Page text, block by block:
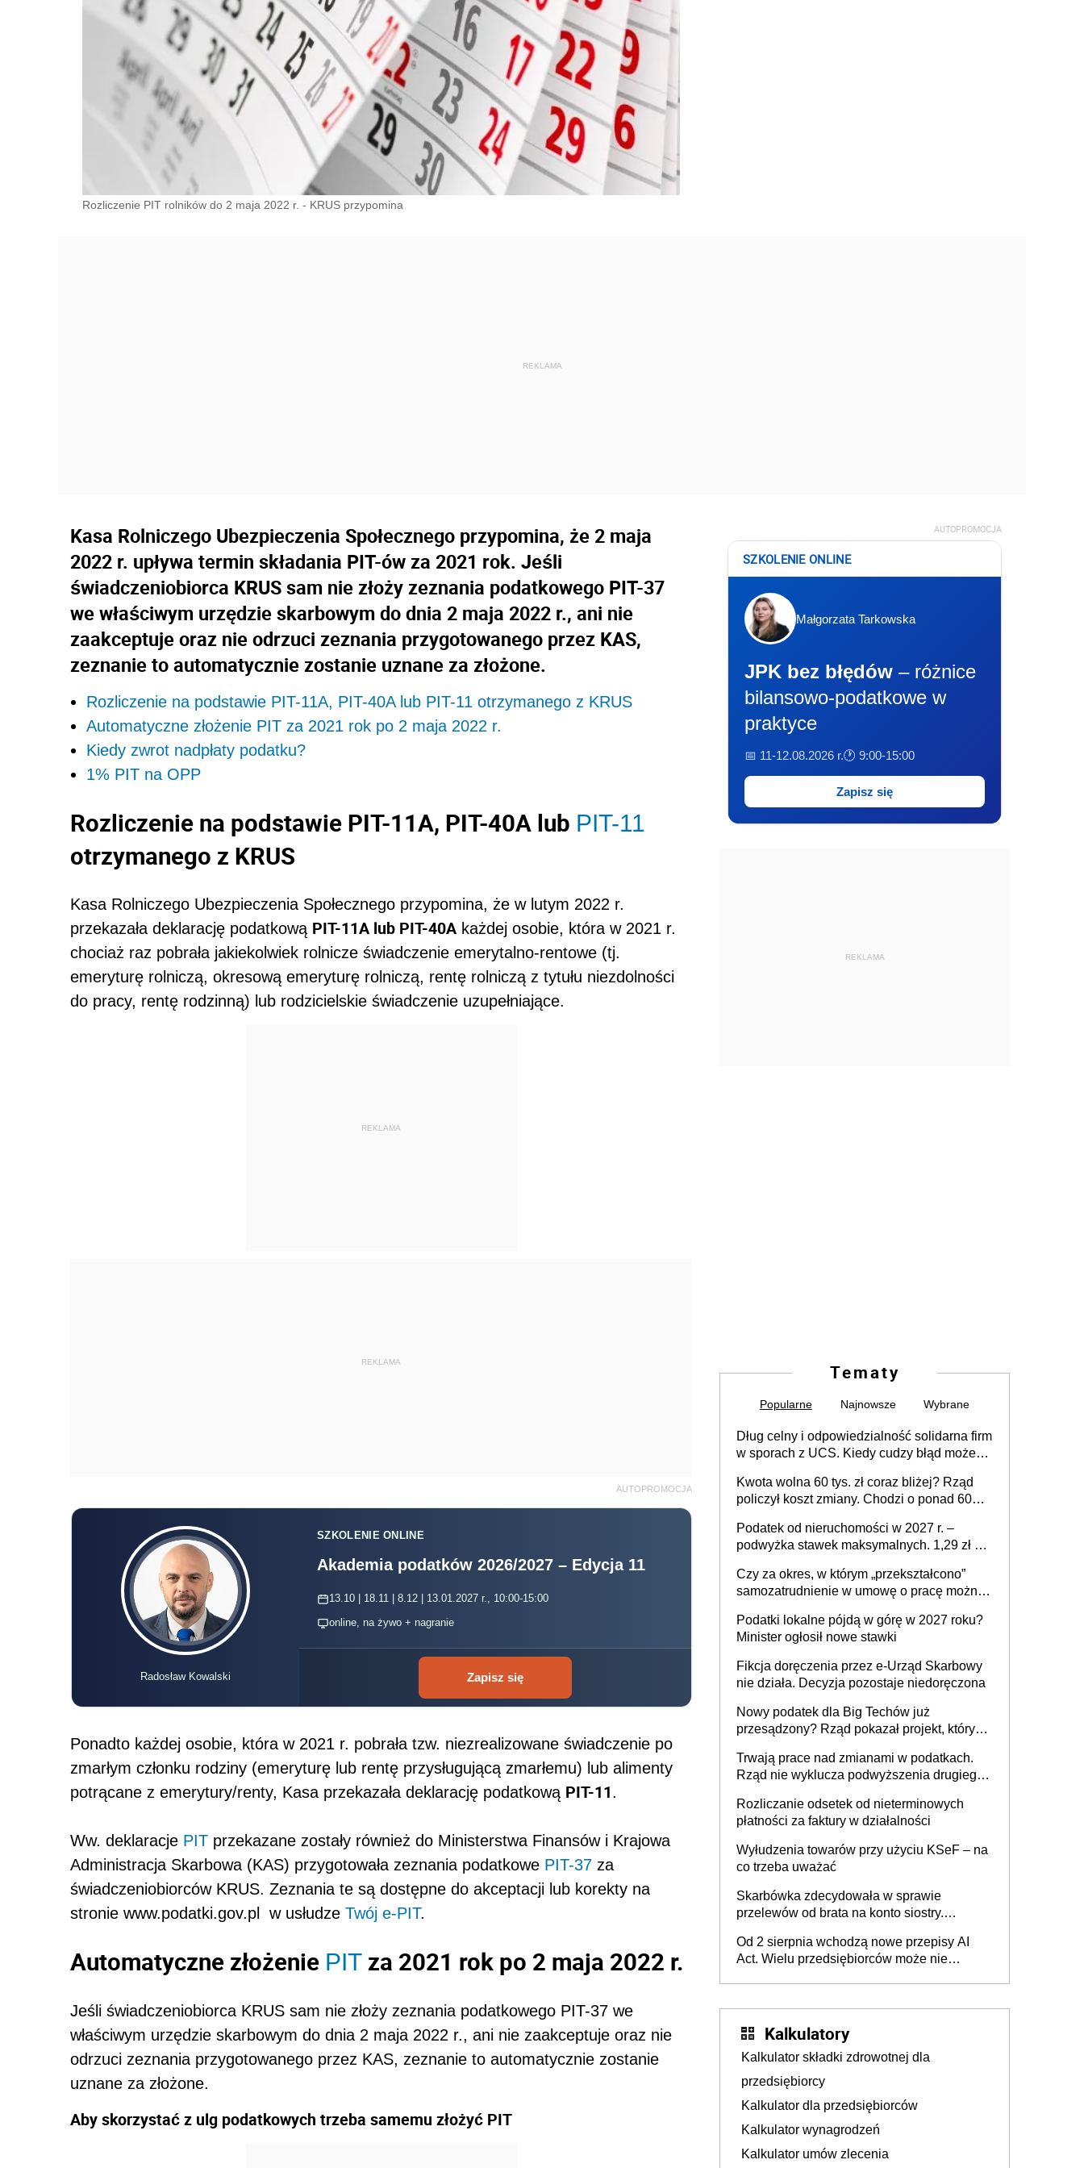
Rozliczenie PIT rolników do 2 maja 2022 r. - KRUS przypomina
Kasa Rolniczego Ubezpieczenia Społecznego przypomina, że 2 maja
2022 r. upływa termin składania PIT-ów za 2021 rok. Jeśli
świadczeniobiorca KRUS sam nie złoży zeznania podatkowego PIT-37
we właściwym urzędzie skarbowym do dnia 2 maja 2022 r., ani nie
zaakceptuje oraz nie odrzuci zeznania przygotowanego przez KAS,
zeznanie to automatycznie zostanie uznane za złożone.
Rozliczenie na podstawie PIT-11A, PIT-40A lub PIT-11 otrzymanego z KRUS
Automatyczne złożenie PIT za 2021 rok po 2 maja 2022 r.
Kiedy zwrot nadpłaty podatku?
1% PIT na OPP
Rozliczenie na podstawie PIT-11A, PIT-40A lub PIT-11
otrzymanego z KRUS
Kasa Rolniczego Ubezpieczenia Społecznego przypomina, że w lutym 2022 r.
przekazała deklarację podatkową PIT-11A lub PIT-40A każdej osobie, która w 2021 r.
chociaż raz pobrała jakiekolwiek rolnicze świadczenie emerytalno-rentowe (tj.
emeryturę rolniczą, okresową emeryturę rolniczą, rentę rolniczą z tytułu niezdolności
do pracy, rentę rodzinną) lub rodzicielskie świadczenie uzupełniające.
REKLAMA
REKLAMA
AUTOPROMOCJA
Radosław Kowalski
SZKOLENIE ONLINE
Akademia podatków 2026/2027 – Edycja 11
13.10 | 18.11 | 8.12 | 13.01.2027 r., 10:00-15:00
online, na żywo + nagranie
Zapisz się
Ponadto każdej osobie, która w 2021 r. pobrała tzw. niezrealizowane świadczenie po
zmarłym członku rodziny (emeryturę lub rentę przysługującą zmarłemu) lub alimenty
potrącane z emerytury/renty, Kasa przekazała deklarację podatkową PIT-11.
Ww. deklaracje PIT przekazane zostały również do Ministerstwa Finansów i Krajowa
Administracja Skarbowa (KAS) przygotowała zeznania podatkowe PIT-37 za
świadczeniobiorców KRUS. Zeznania te są dostępne do akceptacji lub korekty na
stronie www.podatki.gov.pl w usłudze Twój e-PIT.
Automatyczne złożenie PIT za 2021 rok po 2 maja 2022 r.
Jeśli świadczeniobiorca KRUS sam nie złoży zeznania podatkowego PIT-37 we
właściwym urzędzie skarbowym do dnia 2 maja 2022 r., ani nie zaakceptuje oraz nie
odrzuci zeznania przygotowanego przez KAS, zeznanie to automatycznie zostanie
uznane za złożone.
Aby skorzystać z ulg podatkowych trzeba samemu złożyć PIT
AUTOPROMOCJA
SZKOLENIE ONLINE
Małgorzata Tarkowska
JPK bez błędów – różnice
bilansowo-podatkowe w
praktyce
📅 11-12.08.2026 r.🕐 9:00-15:00
Zapisz się
REKLAMA
Tematy
Popularne Najnowsze Wybrane
Dług celny i odpowiedzialność solidarna firm
w sporach z UCS. Kiedy cudzy błąd może
Kwota wolna 60 tys. zł coraz bliżej? Rząd
policzył koszt zmiany. Chodzi o ponad 60
Podatek od nieruchomości w 2027 r. –
podwyżka stawek maksymalnych. 1,29 zł za
budynków i lokali związanych z
prowadzeniem działalności gospodarczej
Czy za okres, w którym „przekształcono”
samozatrudnienie w umowę o pracę można
umowy cywilnoprawnej jedynym
racjonalnym wyjściem
Podatki lokalne pójdą w górę w 2027 roku?
Minister ogłosił nowe stawki
Fikcja doręczenia przez e-Urząd Skarbowy
nie działa. Decyzja pozostaje niedoręczona
Nowy podatek dla Big Techów już
przesądzony? Rząd pokazał projekt, który
Trwają prace nad zmianami w podatkach.
Rząd nie wyklucza podwyższenia drugiego
Rozliczanie odsetek od nieterminowych
płatności za faktury w działalności
Wyłudzenia towarów przy użyciu KSeF – na
co trzeba uważać
Skarbówka zdecydowała w sprawie
przelewów od brata na konto siostry.
darowizna, ale podatku jednak nie będzie
Od 2 sierpnia wchodzą nowe przepisy AI
Act. Wielu przedsiębiorców może nie
Kalkulatory
Kalkulator składki zdrowotnej dla
przedsiębiorcy
Kalkulator dla przedsiębiorców
Kalkulator wynagrodzeń
Kalkulator umów zlecenia